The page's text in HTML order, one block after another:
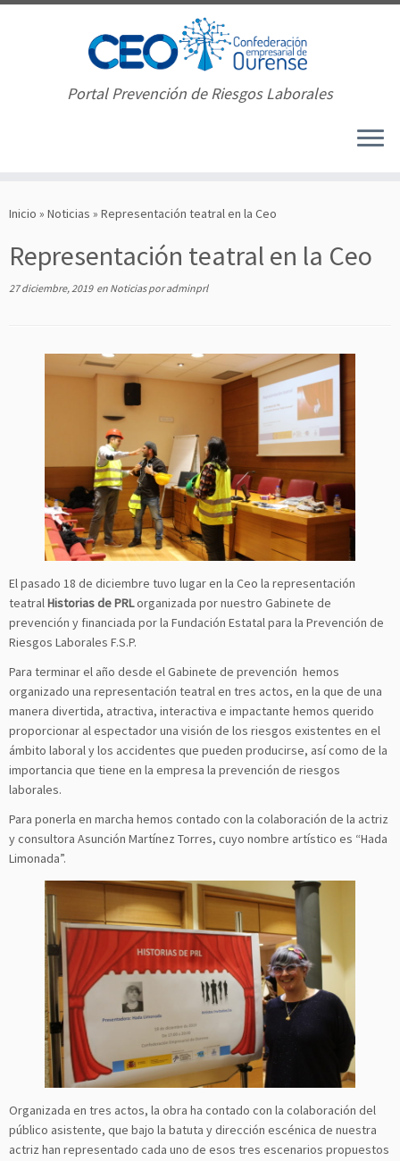
Portal Prevención de Riesgos Laborales
Inicio » Noticias » Representación teatral en la Ceo
Representación teatral en la Ceo
27 diciembre, 2019en Noticiasporadminprl
El pasado 18 de diciembre tuvo lugar en la Ceo la representación
teatral Historias de PRLorganizada por nuestro Gabinete de
prevención y financiada por la Fundación Estatal para la Prevención de
Riesgos Laborales F.S.P.
Para terminar el año desde el Gabinete de prevención hemos
organizado una representación teatral en tres actos, en la que de una
manera divertida, atractiva, interactiva e impactante hemos querido
proporcionar al espectador una visión de los riesgos existentes en el
ámbito laboral y los accidentes que pueden producirse, así como de la
importancia que tiene en la empresa la prevención de riesgos
laborales.
Para ponerla en marcha hemos contado con la colaboración de la actriz
y consultora Asunción Martínez Torres, cuyo nombre artístico es “Hada
Limonada”.
Organizada en tres actos, la obra ha contado con la colaboración del
público asistente, que bajo la batuta y dirección escénica de nuestra
actriz han representado cada uno de esos tres escenarios propuestos